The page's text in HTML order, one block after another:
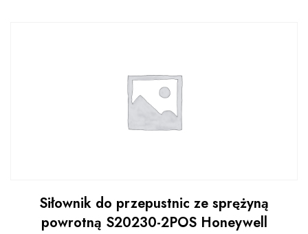
Siłownik do przepustnic ze sprężyną
powrotną S20230-2POS Honeywell